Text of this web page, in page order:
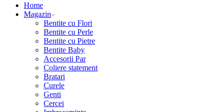
Home
Magazin
Bentite cu Flori
Bentite cu Perle
Bentite cu Pietre
Bentite Baby
Accesorii Par
Coliere statement
Bratari
Curele
Genti
Cercei